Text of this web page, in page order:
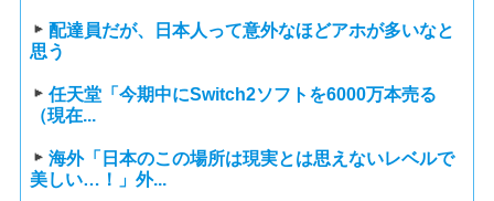
配達員だが、日本人って意外なほどアホが多いなと
思う
任天堂「今期中にSwitch2ソフトを6000万本売る
（現在...
海外「日本のこの場所は現実とは思えないレベルで
美しい…！」外...